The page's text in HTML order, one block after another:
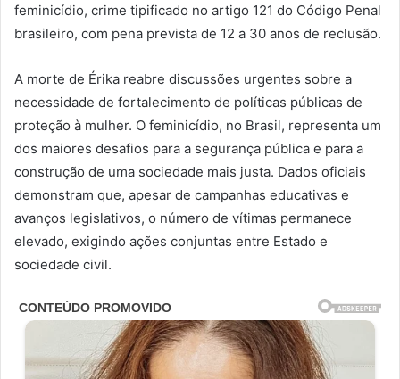
feminicídio, crime tipificado no artigo 121 do Código Penal
brasileiro, com pena prevista de 12 a 30 anos de reclusão.
A morte de Érika reabre discussões urgentes sobre a
necessidade de fortalecimento de políticas públicas de
proteção à mulher. O feminicídio, no Brasil, representa um
dos maiores desafios para a segurança pública e para a
construção de uma sociedade mais justa. Dados oficiais
demonstram que, apesar de campanhas educativas e
avanços legislativos, o número de vítimas permanece
elevado, exigindo ações conjuntas entre Estado e
sociedade civil.